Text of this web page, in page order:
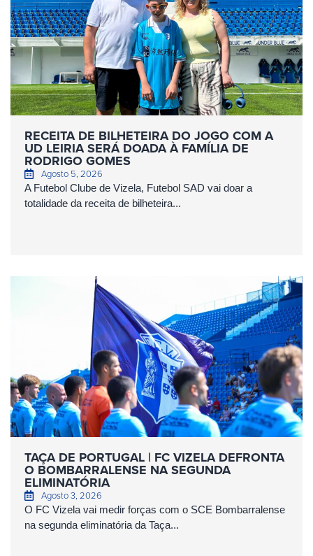
RECEITA DE BILHETEIRA DO JOGO COM A
UD LEIRIA SERÁ DOADA À FAMÍLIA DE
RODRIGO GOMES
Agosto 5, 2026
A Futebol Clube de Vizela, Futebol SAD vai doar a
totalidade da receita de bilheteira...
TAÇA DE PORTUGAL | FC VIZELA DEFRONTA
O BOMBARRALENSE NA SEGUNDA
ELIMINATÓRIA
Agosto 3, 2026
O FC Vizela vai medir forças com o SCE Bombarralense
na segunda eliminatória da Taça...